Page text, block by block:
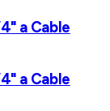
a Cable
a Cable